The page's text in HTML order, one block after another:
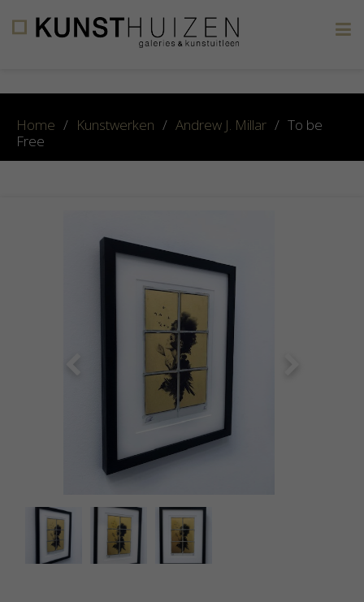
Home / Kunstwerken / Andrew J. Millar / To be
Free
Kunsthuizen